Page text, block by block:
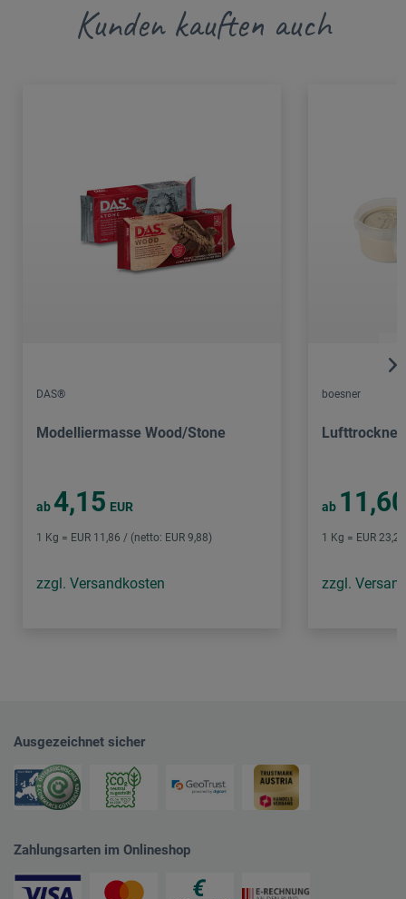
Kunden kauften auch
DAS®
Modelliermasse Wood/Stone
ab 4,15 EUR
1 Kg = EUR 11,86 / (netto: EUR 9,88)
zzgl. Versandkosten
boesner
ab 11,60
1 Kg = EUR
zzgl.
Ausgezeichnet sicher
Zahlungsarten im Onlineshop